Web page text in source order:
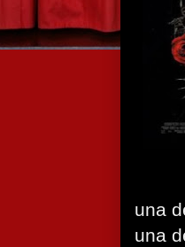
una
una